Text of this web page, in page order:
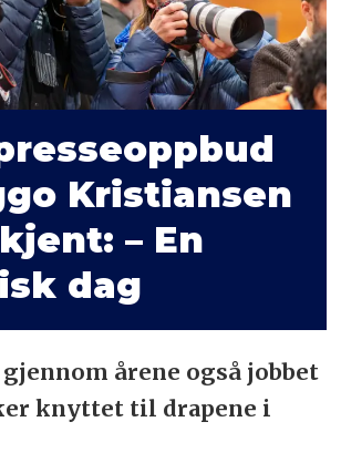
Kristiansen
– En
dag
årene også jobbet
knyttet til drapene i